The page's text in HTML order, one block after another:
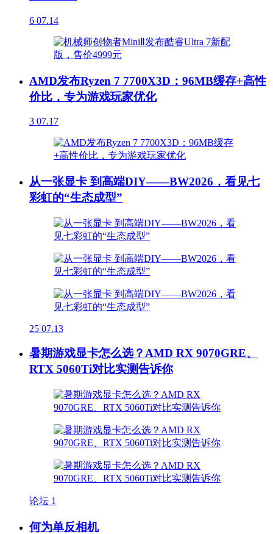
6 07.14
AMD发布Ryzen 7 7700X3D：96MB缓存+高性
价比，专为游戏玩家优化
3 07.17
从一张显卡 到高端DIY——BW2026，看见七
彩虹的“生态成型”
25 07.13
暑期游戏显卡怎么选？AMD RX 9070GRE、
RTX 5060Ti对比实测告诉你
论坛 1
何为单反相机